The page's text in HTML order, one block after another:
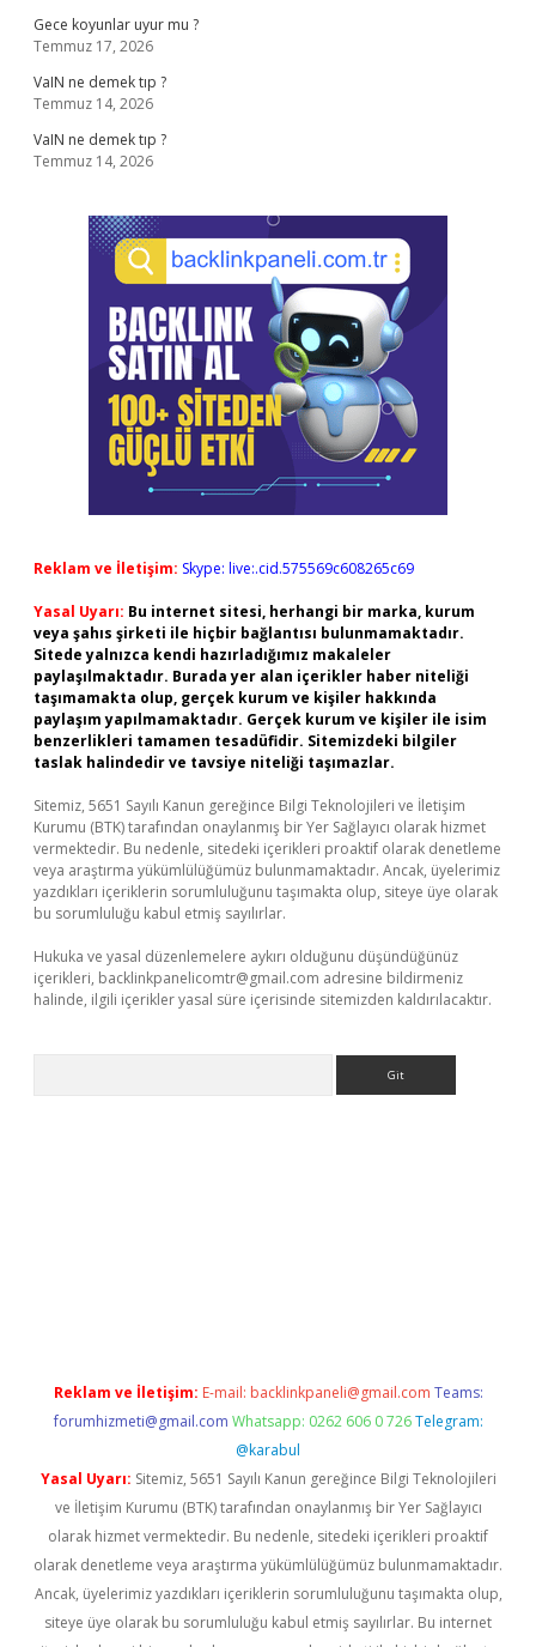
Gece koyunlar uyur mu ?
Temmuz 17, 2026
VaIN ne demek tıp ?
Temmuz 14, 2026
VaIN ne demek tıp ?
Temmuz 14, 2026
Reklam ve İletişim: Skype: live:.cid.575569c608265c69
Yasal Uyarı: Bu internet sitesi, herhangi bir marka, kurum
veya şahıs şirketi ile hiçbir bağlantısı bulunmamaktadır.
Sitede yalnızca kendi hazırladığımız makaleler
paylaşılmaktadır. Burada yer alan içerikler haber niteliği
taşımamakta olup, gerçek kurum ve kişiler hakkında
paylaşım yapılmamaktadır. Gerçek kurum ve kişiler ile isim
benzerlikleri tamamen tesadüfidir. Sitemizdeki bilgiler
taslak halindedir ve tavsiye niteliği taşımazlar.
Sitemiz, 5651 Sayılı Kanun gereğince Bilgi Teknolojileri ve İletişim
Kurumu (BTK) tarafından onaylanmış bir Yer Sağlayıcı olarak hizmet
vermektedir. Bu nedenle, sitedeki içerikleri proaktif olarak denetleme
veya araştırma yükümlülüğümüz bulunmamaktadır. Ancak, üyelerimiz
yazdıkları içeriklerin sorumluluğunu taşımakta olup, siteye üye olarak
bu sorumluluğu kabul etmiş sayılırlar.
Hukuka ve yasal düzenlemelere aykırı olduğunu düşündüğünüz
içerikleri, backlinkpanelicomtr@gmail.com adresine bildirmeniz
halinde, ilgili içerikler yasal süre içerisinde sitemizden kaldırılacaktır.
Reklam ve İletişim: E-mail: backlinkpaneli@gmail.com Teams:
forumhizmeti@gmail.com Whatsapp: 0262 606 0 726 Telegram:
@karabul
Yasal Uyarı: Sitemiz, 5651 Sayılı Kanun gereğince Bilgi Teknolojileri
ve İletişim Kurumu (BTK) tarafından onaylanmış bir Yer Sağlayıcı
olarak hizmet vermektedir. Bu nedenle, sitedeki içerikleri proaktif
olarak denetleme veya araştırma yükümlülüğümüz bulunmamaktadır.
Ancak, üyelerimiz yazdıkları içeriklerin sorumluluğunu taşımakta olup,
siteye üye olarak bu sorumluluğu kabul etmiş sayılırlar. Bu internet